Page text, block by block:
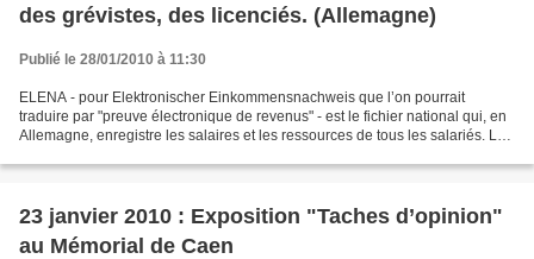
des grévistes, des licenciés. (Allemagne)
Publié le 28/01/2010 à 11:30
ELENA - pour Elektronischer Einkommensnachweis que l’on pourrait
traduire par "preuve électronique de revenus" - est le fichier national qui, en
Allemagne, enregistre les salaires et les ressources de tous les salariés. Les
23 janvier 2010 : Exposition "Taches d’opinion"
au Mémorial de Caen